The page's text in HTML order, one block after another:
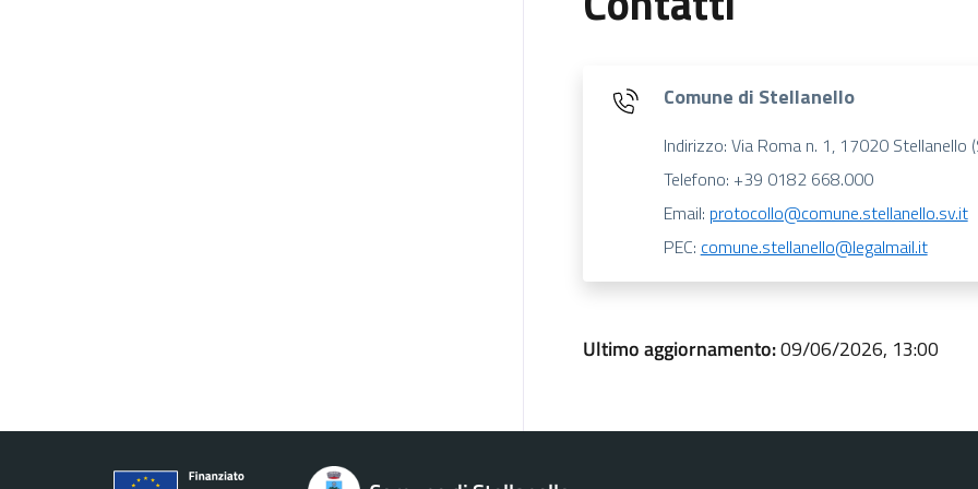
Comune di Stellanello
Indirizzo: Via Roma n. 1, 17020 Stellanello
Telefono: +39 0182 668.000
Email: protocollo@comune.stellanello.sv.it
PEC: comune.stellanello@legalmail.it
Ultimo aggiornamento:09/06/2026, 13:00